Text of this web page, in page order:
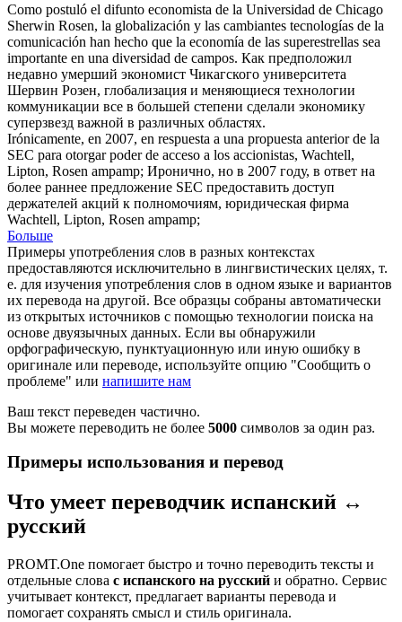
Como postuló el difunto economista de la Universidad de Chicago
Sherwin Rosen, la globalización y las cambiantes tecnologías de la
comunicación han hecho que la economía de las superestrellas sea
importante en una diversidad de campos. Как предположил
недавно умерший экономист Чикагского университета
Шервин Розен, глобализация и меняющиеся технологии
коммуникации все в большей степени сделали экономику
суперзвезд важной в различных областях.
Irónicamente, en 2007, en respuesta a una propuesta anterior de la
SEC para otorgar poder de acceso a los accionistas, Wachtell,
Lipton, Rosen ampamp; Иронично, но в 2007 году, в ответ на
более раннее предложение SEC предоставить доступ
держателей акций к полномочиям, юридическая фирма
Wachtell, Lipton, Rosen ampamp;
Больше
Примеры употребления слов в разных контекстах
предоставляются исключительно в лингвистических целях, т.
е. для изучения употребления слов в одном языке и вариантов
их перевода на другой. Все образцы собраны автоматически
из открытых источников с помощью технологии поиска на
основе двуязычных данных. Если вы обнаружили
орфографическую, пунктуационную или иную ошибку в
оригинале или переводе, используйте опцию "Сообщить о
проблеме" или напишите нам
Ваш текст переведен частично.
Вы можете переводить не более 5000 символов за один раз.
Примеры использования и перевод
Что умеет переводчик испанский ↔
русский
PROMT.One помогает быстро и точно переводить тексты и
отдельные слова с испанского на русский и обратно. Сервис
учитывает контекст, предлагает варианты перевода и
помогает сохранять смысл и стиль оригинала.